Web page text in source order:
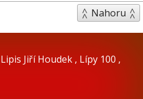
Nahoru
Lipis Jiří Houdek , Lípy 100 ,